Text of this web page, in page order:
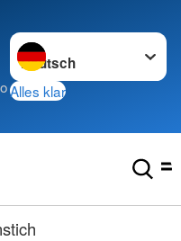
Sprache wechseln zu
Alles klar